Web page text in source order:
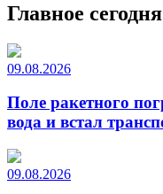
Главное сегодня
09.08.2026
Поле ракетного
вода и встал
09.08.2026